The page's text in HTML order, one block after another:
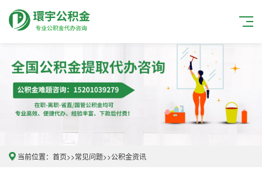
当前位置： 首页>>常见问题>>公积金资讯